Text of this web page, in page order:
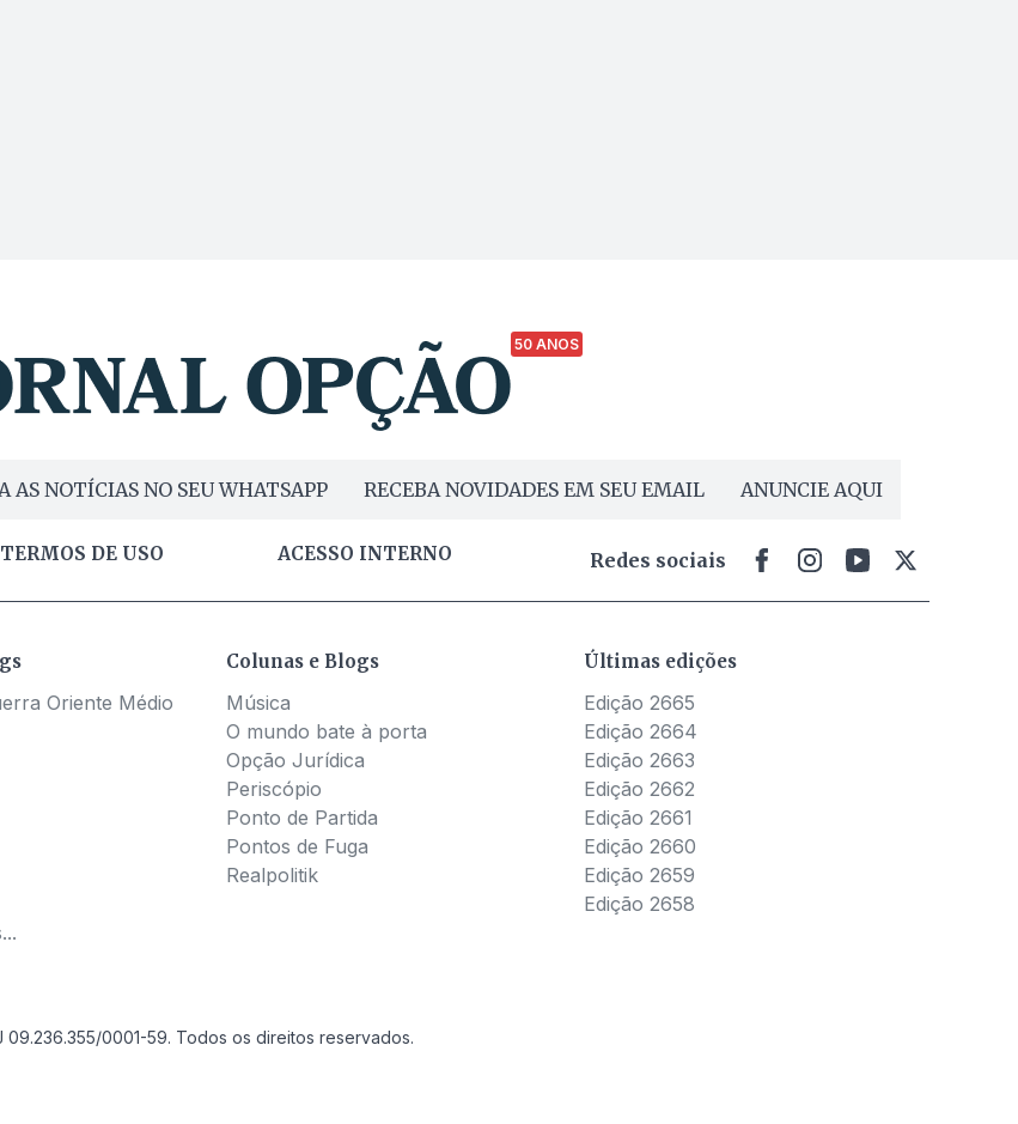
50 ANOS
AS NOTÍCIAS NO SEU WHATSAPP RECEBA NOVIDADES EM SEU EMAIL ANUNCIE AQUI
TERMOS DE USO ACESSO INTERNO Redes sociais
Oriente Médio
Colunas e Blogs
Música
O mundo bate à porta
Opção Jurídica
Periscópio
Ponto de Partida
Pontos de Fuga
Realpolitik
Últimas edições
Edição 2665
Edição 2664
Edição 2663
Edição 2662
Edição 2661
Edição 2660
Edição 2659
Edição 2658
0001-59. Todos os direitos reservados.